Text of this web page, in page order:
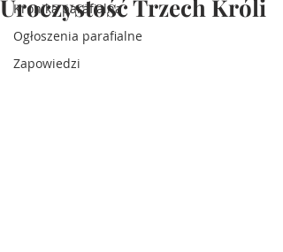
Kronika parafialna
Ogłoszenia parafialne
Zapowiedzi
Uroczystość Trzech Króli